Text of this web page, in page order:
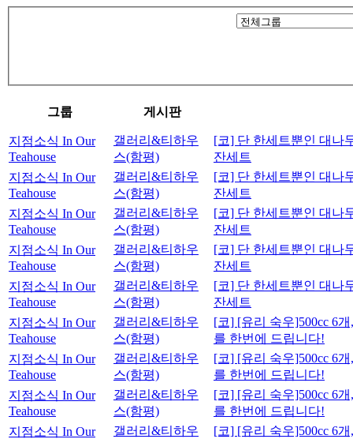
그룹 게시판
지점소식 In Our
Teahouse
갤러리&티하우
스(함평)
[코] 단 한세트뿐인 대나
잔세트
지점소식 In Our
Teahouse
갤러리&티하우
스(함평)
[코] 단 한세트뿐인 대나
잔세트
지점소식 In Our
Teahouse
갤러리&티하우
스(함평)
[코] 단 한세트뿐인 대나
잔세트
지점소식 In Our
Teahouse
갤러리&티하우
스(함평)
[코] 단 한세트뿐인 대나
잔세트
지점소식 In Our
Teahouse
갤러리&티하우
스(함평)
[코] 단 한세트뿐인 대나
잔세트
지점소식 In Our
Teahouse
갤러리&티하우
스(함평)
[코] [유리 숙우]500cc 6
를 한번에 드립니다!
지점소식 In Our
Teahouse
갤러리&티하우
스(함평)
[코] [유리 숙우]500cc 6
를 한번에 드립니다!
지점소식 In Our
Teahouse
갤러리&티하우
스(함평)
[코] [유리 숙우]500cc 6
를 한번에 드립니다!
지점소식 In Our
갤러리&티하우
[코] [유리 숙우]500cc 6